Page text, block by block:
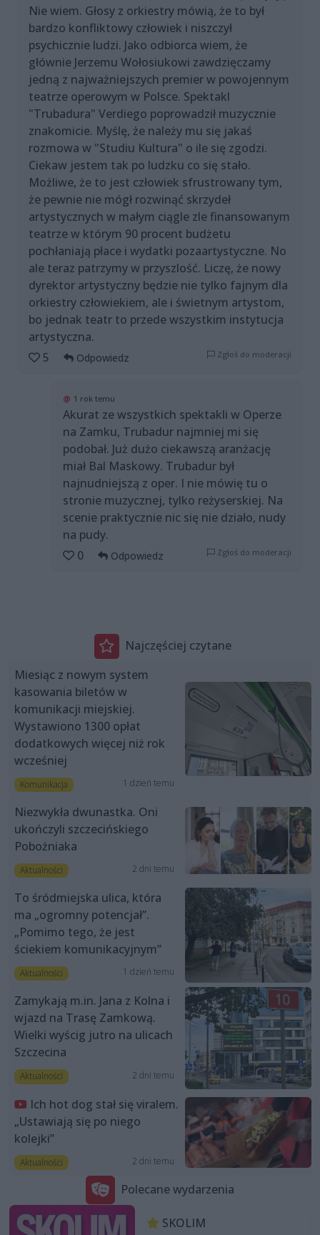
Nie wiem. Głosy z orkiestry mówią, że to był
bardzo konfliktowy człowiek i niszczył
psychicznie ludzi. Jako odbiorca wiem, że
głównie Jerzemu Wołosiukowi zawdzięczamy
jedną z najważniejszych premier w powojennym
teatrze operowym w Polsce. Spektakl
"Trubadura" Verdiego poprowadził muzycznie
znakomicie. Myślę, że należy mu się jakaś
rozmowa w "Studiu Kultura" o ile się zgodzi.
Ciekaw jestem tak po ludzku co się stało.
Możliwe, że to jest człowiek sfrustrowany tym,
że pewnie nie mógł rozwinąć skrzydeł
artystycznych w małym ciągle zle finansowanym
teatrze w którym 90 procent budżetu
pochłaniają płace i wydatki pozaartystyczne. No
ale teraz patrzymy w przyszlość. Liczę, że nowy
dyrektor artystyczny będzie nie tylko fajnym dla
orkiestry człowiekiem, ale i świetnym artystom,
bo jednak teatr to przede wszystkim instytucja
artystyczna.
5
Odpowiedz Zgłoś do moderacji
@ 1 rok temu
Akurat ze wszystkich spektakli w Operze
na Zamku, Trubadur najmniej mi się
podobał. Już dużo ciekawszą aranżację
miał Bal Maskowy. Trubadur był
najnudniejszą z oper. I nie mówię tu o
stronie muzycznej, tylko reżyserskiej. Na
scenie praktycznie nic się nie działo, nudy
na pudy.
0
Odpowiedz Zgłoś do moderacji
Najczęściej czytane
Miesiąc z nowym system
kasowania biletów w
komunikacji miejskiej.
Wystawiono 1300 opłat
dodatkowych więcej niż rok
wcześniej
Komunikacja 1 dzień temu
Niezwykła dwunastka. Oni
ukończyli szczecińskiego
Pobożniaka
Aktualności 2 dni temu
To śródmiejska ulica, która
ma „ogromny potencjał”.
„Pomimo tego, że jest
ściekiem komunikacyjnym”
Aktualności 1 dzień temu
Zamykają m.in. Jana z Kolna i
wjazd na Trasę Zamkową.
Wielki wyścig jutro na ulicach
Szczecina
Aktualności 2 dni temu
Ich hot dog stał się viralem.
„Ustawiają się po niego
kolejki”
Aktualności 2 dni temu
Polecane wydarzenia
SKOLIM